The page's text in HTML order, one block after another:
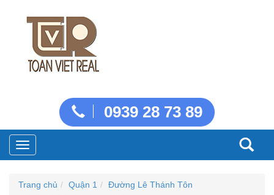
0939 28 73 89
Toggle
navigation
Trang chủ Quận 1
Đường Lê Thánh Tôn